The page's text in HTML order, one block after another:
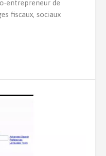
entrepreneur de
fiscaux, sociaux